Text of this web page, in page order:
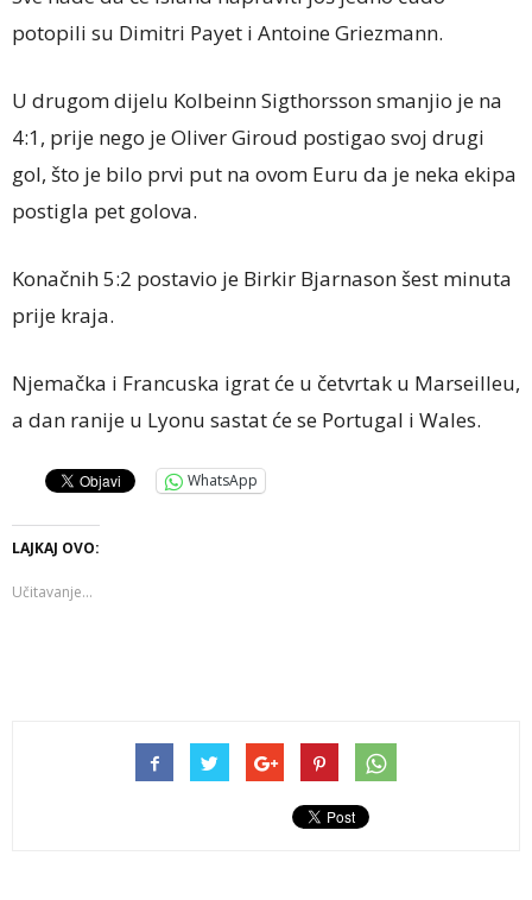
potopili su Dimitri Payet i Antoine Griezmann.
U drugom dijelu Kolbeinn Sigthorsson smanjio je na
4:1, prije nego je Oliver Giroud postigao svoj drugi
gol, što je bilo prvi put na ovom Euru da je neka ekipa
postigla pet golova.
Konačnih 5:2 postavio je Birkir Bjarnason šest minuta
prije kraja.
Njemačka i Francuska igrat će u četvrtak u Marseilleu,
a dan ranije u Lyonu sastat će se Portugal i Wales.
WhatsApp
LAJKAJ OVO:
Učitavanje...